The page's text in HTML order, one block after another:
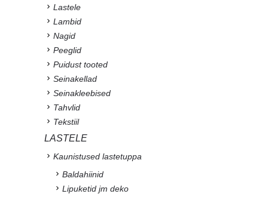
Lastele
Lambid
Nagid
Peeglid
Puidust tooted
Seinakellad
Seinakleebised
Tahvlid
Tekstiil
LASTELE
Kaunistused lastetuppa
Baldahiinid
Lipuketid jm deko